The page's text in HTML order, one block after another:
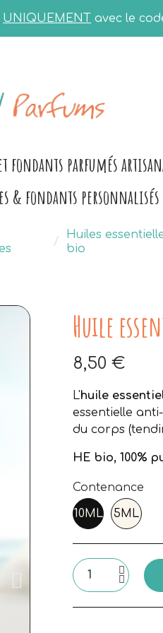
UNIQUEMENT avec le
fondants parfumés
& fondants personnalisés
Huiles
bio
Huile
8,50 €
L'huile
essentielle
du corps
HE bio, 100%
Contenance
10ML 5ML